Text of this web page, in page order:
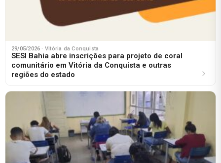
29/05/2026 · Vitória da Conquista
SESI Bahia abre inscrições para projeto de coral
comunitário em Vitória da Conquista e outras
regiões do estado